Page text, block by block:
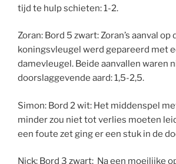
tijd te hulp schieten: 1-2.
Zoran: Bord 5 zwart: Zoran’s aanval op
koningsvleugel werd gepareerd met
damevleugel. Beide aanvallen waren
doorslaggevende aard: 1,5-2,5.
Simon: Bord 2 wit: Het middenspel
minder zou niet tot verlies moeten
een foute zet ging er een stuk in de
Nick: Bord 3 zwart: Na een moeilijke